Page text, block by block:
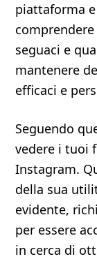
piattaforma
seguaci e
mantenere
efficaci e
Seguendo
vedere i tuoi
Instagram.
della sua
evidente,
per essere
in cerca di